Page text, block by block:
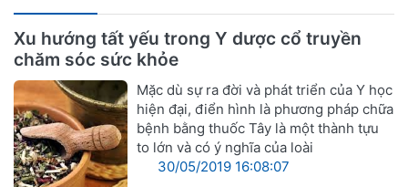
Xu hướng tất yếu trong Y dược cổ truyền
chăm sóc sức khỏe
Mặc dù sự ra đời và phát triển của Y học
hiện đại, điển hình là phương pháp chữa
bệnh bằng thuốc Tây là một thành tựu
to lớn và có ý nghĩa của loài
30/05/2019 16:08:07